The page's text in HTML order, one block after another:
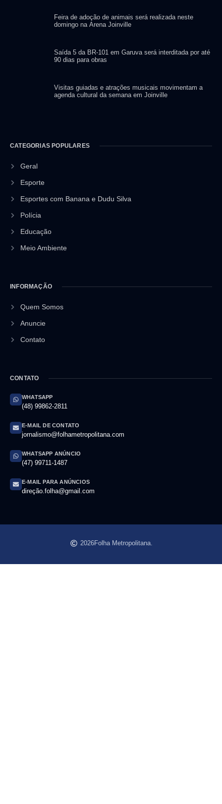
Feira de adoção de animais será realizada neste
domingo na Arena Joinville
Saída 5 da BR-101 em Garuva será interditada por até
90 dias para obras
Visitas guiadas e atrações musicais movimentam a
agenda cultural da semana em Joinville
CATEGORIAS POPULARES
Geral
Esporte
Esportes com Banana e Dudu Silva
Polícia
Educação
Meio Ambiente
INFORMAÇÃO
Quem Somos
Anuncie
Contato
CONTATO
WHATSAPP
(48) 99862-2811
E-MAIL DE CONTATO
jornalismo@folhametropolitana.com
WHATSAPP ANÚNCIO
(47) 99711-1487
E-MAIL PARA ANÚNCIOS
direção.folha@gmail.com
2026Folha Metropolitana.